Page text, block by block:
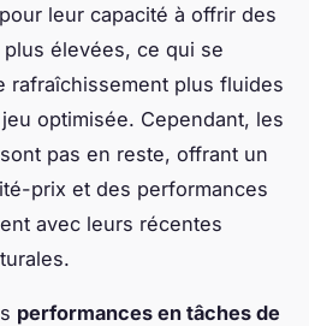
leur capacité à offrir des
élevées, ce qui se
rafraîchissement plus fluides
optimisée. Cependant, les
pas en reste, offrant un
prix et des performances
avec leurs récentes
performances en tâches de